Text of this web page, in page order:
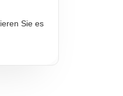
Sie es